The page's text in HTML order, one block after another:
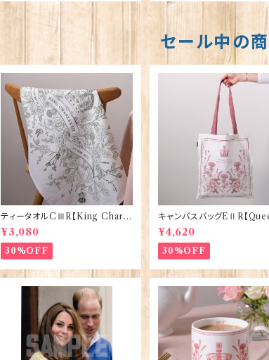
セール中の
ティータオルCⅢR【King Charle
sⅢ Coronation】Victoria Egg
s 50129
¥3,080
30%OFF
キャンバスバッグEⅡR【
izabethⅡ
Victoria Eggs 90332
¥4,620
30%OFF